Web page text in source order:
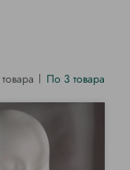
По 3 товара